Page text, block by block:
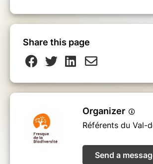
Share this page
Organizer
Référents du Val-
Send a